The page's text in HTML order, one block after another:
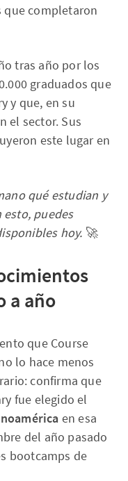
que completaron
tras año por los
graduados que
y que, en su
el sector. Sus
este lugar en
qué estudian y
puedes
hoy. 🚀
a año
que Course
lo hace menos
confirma que
fue elegido el
en esa
del año pasado
bootcamps de